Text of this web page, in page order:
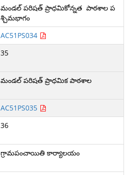
మండల్ పరిషత్ ప్రాధమికోన్నత పాఠశాల ప
శ్చిమభాగం
AC51PS034
35
మండల్ పరిషత్ ప్రాధమిక పాఠశాల
AC51PS035
36
గ్రామపంచాయితి కార్యాలయం